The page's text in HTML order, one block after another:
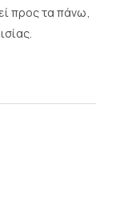
προς τα πάνω,